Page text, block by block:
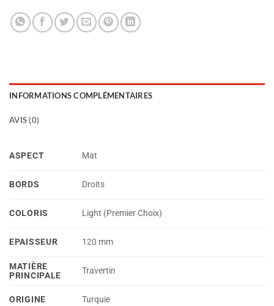
INFORMATIONS COMPLÉMENTAIRES
AVIS (0)
ASPECT Mat
BORDS Droits
COLORIS Light (Premier Choix)
EPAISSEUR 120 mm
MATIÈRE
PRINCIPALE
Travertin
ORIGINE Turquie